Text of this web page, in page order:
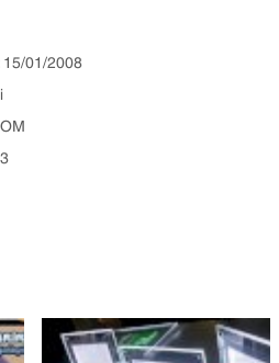
15/01/2008